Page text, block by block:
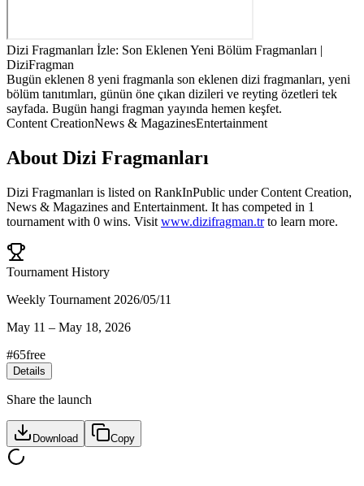
Dizi Fragmanları İzle: Son Eklenen Yeni Bölüm Fragmanları |
DiziFragman
Bugün eklenen 8 yeni fragmanla son eklenen dizi fragmanları, yeni
bölüm tanıtımları, günün öne çıkan dizileri ve reyting özetleri tek
sayfada. Bugün hangi fragman yayında hemen keşfet.
Content CreationNews & MagazinesEntertainment
About Dizi Fragmanları
Dizi Fragmanları is listed on RankInPublic underContent Creation,
News & Magazines and Entertainment. It has competed in 1
tournament with 0 wins. Visit www.dizifragman.trto learn more.
Tournament History
Weekly Tournament 2026/05/11
May 11 – May 18, 2026
#65free
Details
Share the launch
Download Copy